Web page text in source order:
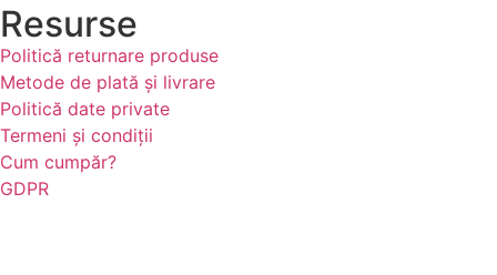
Resurse
Politică returnare produse
Metode de plată și livrare
Politică date private
Termeni și condiții
Cum cumpăr?
GDPR